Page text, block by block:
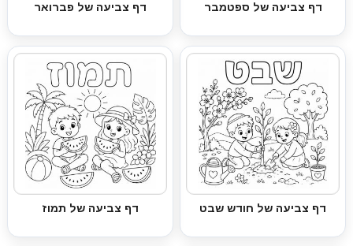
דף צביעה של ספטמבר דף צביעה של פברואר
דף צביעה של חודש שבט דף צביעה של תמוז